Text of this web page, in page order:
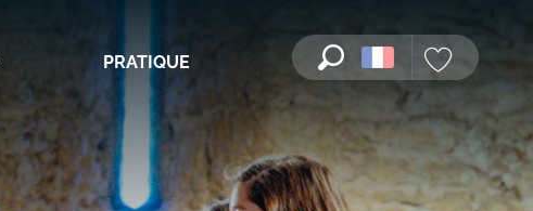
Recherche
PRATIQUE